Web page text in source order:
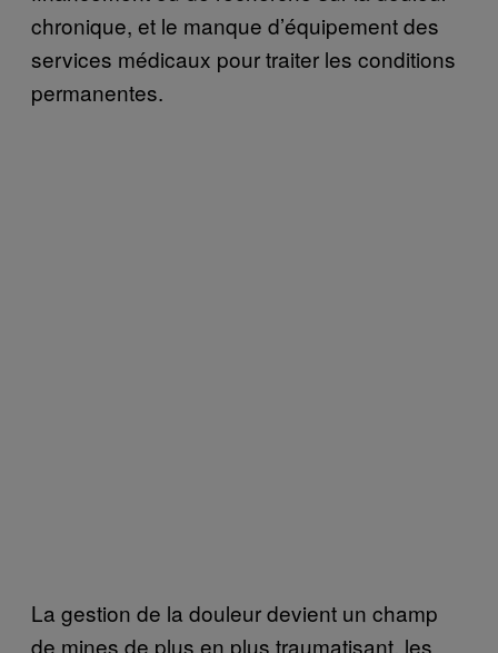
chronique, et le manque d’équipement des
services médicaux pour traiter les conditions
permanentes.
La gestion de la douleur devient un champ
de mines de plus en plus traumatisant, les